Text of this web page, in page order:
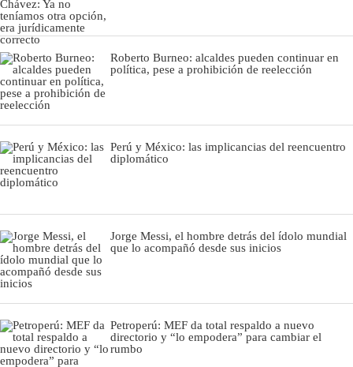
Roberto Burneo: alcaldes pueden continuar en
política, pese a prohibición de reelección
Perú y México: las implicancias del reencuentro
diplomático
Jorge Messi, el hombre detrás del ídolo mundial
que lo acompañó desde sus inicios
Petroperú: MEF da total respaldo a nuevo
directorio y “lo empodera” para cambiar el
rumbo